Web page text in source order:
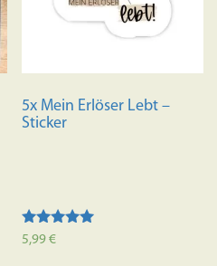
5x Mein Erlöser Lebt –
Sticker
Bewertet mit
5,99€